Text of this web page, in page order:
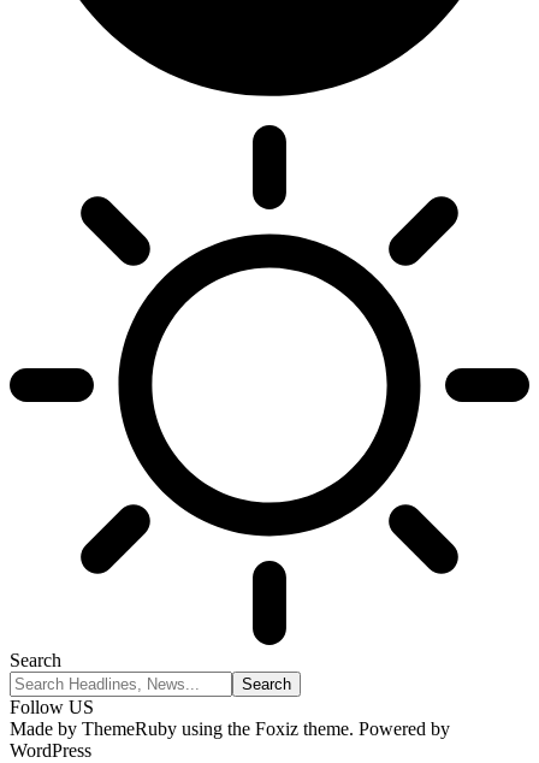
Search
Follow US
Made by ThemeRuby using the Foxiz theme. Powered by
WordPress